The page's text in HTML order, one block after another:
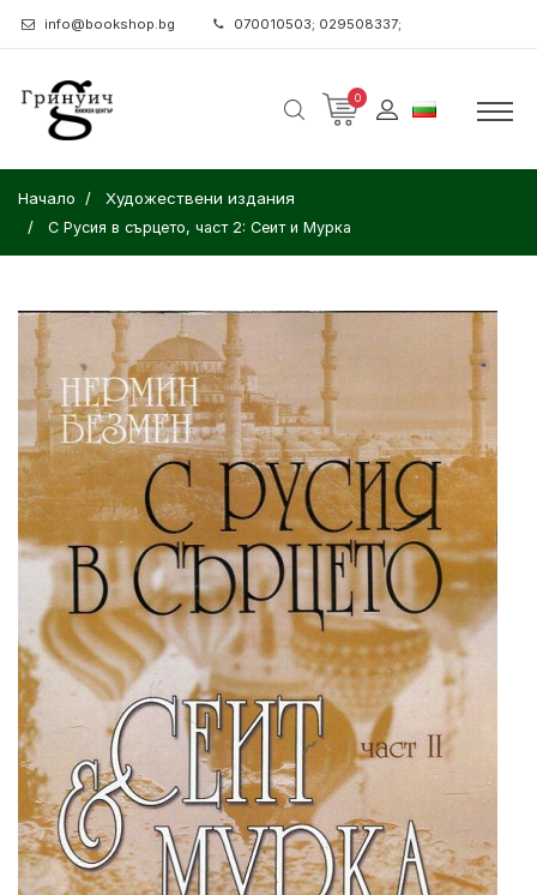
info@bookshop.bg 070010503; 029508337;
0
Начало Художествени издания
С Русия в сърцето, част 2: Сеит и Мурка